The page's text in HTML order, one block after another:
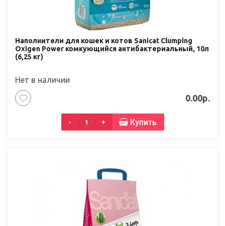
Наполнители для кошек и котов Sanicat Clumping
Oxigen Power комкующийся антибактериальный, 10л
(6,25 кг)
Нет в наличии
0.00р.
- + Купить